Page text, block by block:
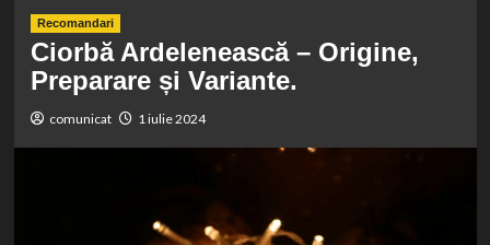
Recomandari
Ciorbă Ardelenească – Origine,
Preparare și Variante.
comunicat 1 iulie 2024